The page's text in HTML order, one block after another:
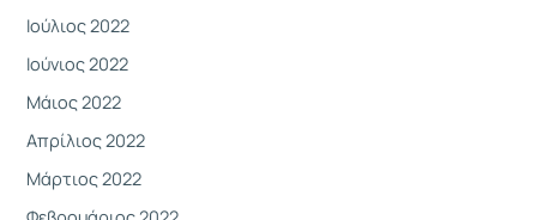
Ιούλιος 2022
Ιούνιος 2022
Μάιος 2022
Απρίλιος 2022
Μάρτιος 2022